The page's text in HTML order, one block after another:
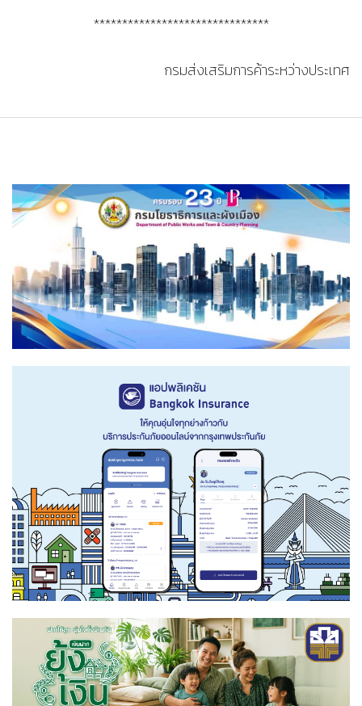
*******************************
กรมส่งเสริมการค้าระหว่างประเทศ